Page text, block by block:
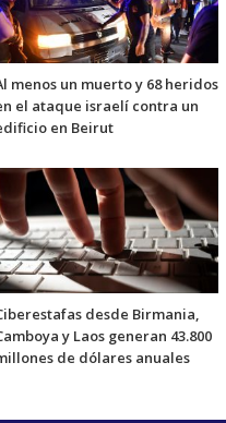
menos un muerto y 68 heridos
el ataque israelí contra un
en Beirut
desde Birmania,
y Laos generan 43.800
de dólares anuales